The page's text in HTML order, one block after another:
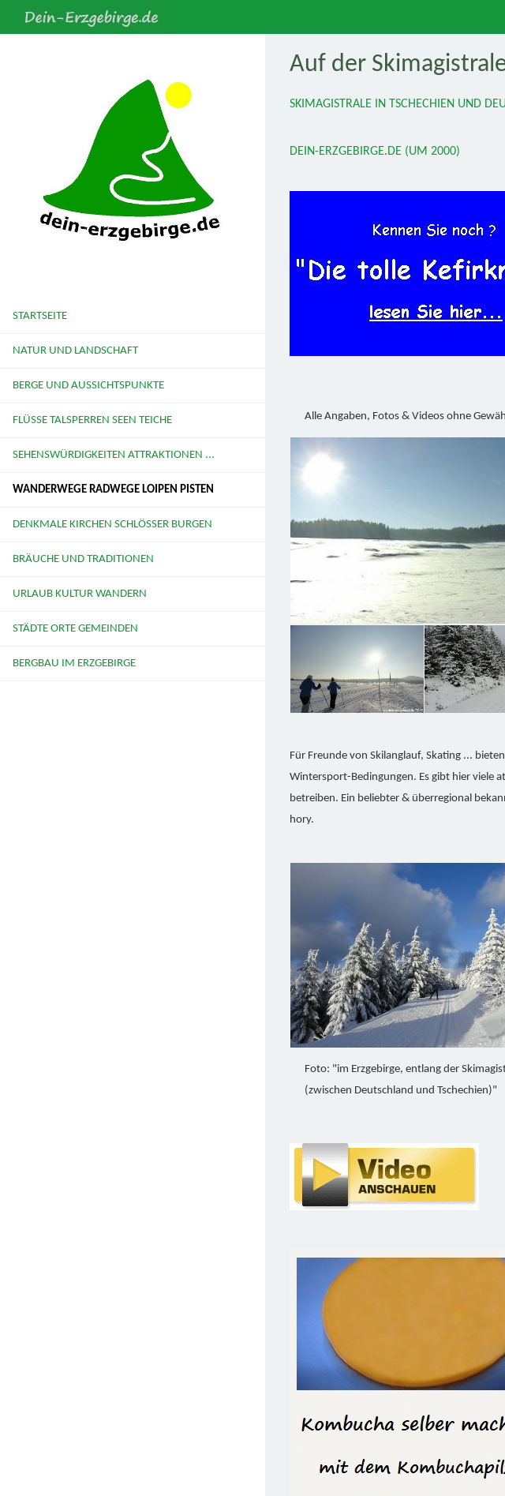
STARTSEITE
NATUR UND LANDSCHAFT
BERGE UND AUSSICHTSPUNKTE
FLÜSSE TALSPERREN SEEN TEICHE
SEHENSWÜRDIGKEITEN ATTRAKTIONEN ...
WANDERWEGE RADWEGE LOIPEN PISTEN
DENKMALE KIRCHEN SCHLÖSSER BURGEN
BRÄUCHE UND TRADITIONEN
URLAUB KULTUR WANDERN
STÄDTE ORTE GEMEINDEN
BERGBAU IM ERZGEBIRGE
Auf der
SKIMAGISTRALE IN TSCHECHIEN UND
DEIN-ERZGEBIRGE.DE (UM 2000)
Alle Angaben, Fotos & Videos ohne
Für Freunde von Skilanglauf, Skating ...
Wintersport-Bedingungen. Es gibt hier viele
betreiben. Ein beliebter & überregional
hory.
Foto: "im Erzgebirge, entlang der
(zwischen Deutschland und Tschechien)"